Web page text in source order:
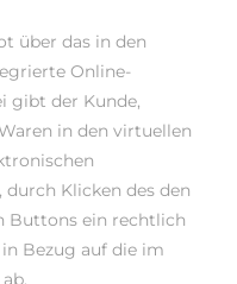
über das in den
Online-
gibt der Kunde,
in den virtuellen
Klicken des den
Buttons ein rechtlich
Bezug auf die im